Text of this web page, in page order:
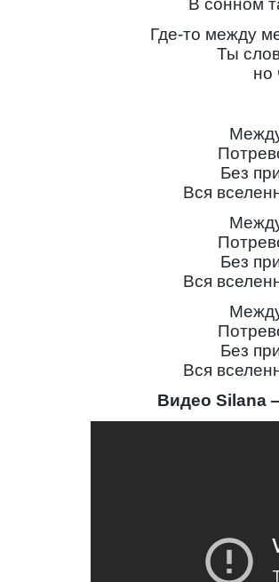
В сонном
Где-то между
Ты
но
Без
Вся
Без
Вся
Без
Вся
Видео Silana